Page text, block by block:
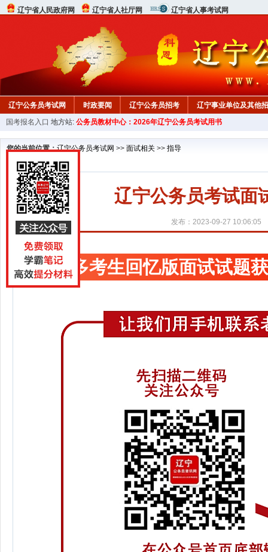
辽宁省人民政府网 辽宁省人社厅网 辽宁省人事考试网
辽宁公务员考试网 时政要闻 辽宁公务员招考 辽宁事业单位及其他
在线咨询 教材中心
国考报名入口 地方站: 公务员教材中心：2026年辽宁公务员考试用书
您的当前位置：辽宁公务员考试网 >> 面试相关 >> 指导
辽宁公务员考试面
发布：2023-09-27 10:06:05
更多考生回忆版面试试题